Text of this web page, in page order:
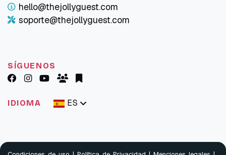
hello@thejollyguest.com
soporte@thejollyguest.com
SÍGUENOS
IDIOMA ES